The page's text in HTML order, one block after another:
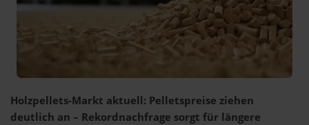
Holzpellets-Markt aktuell: Pelletspreise ziehen
deutlich an – Rekordnachfrage sorgt für längere